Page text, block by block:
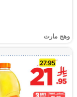
وهج مارت